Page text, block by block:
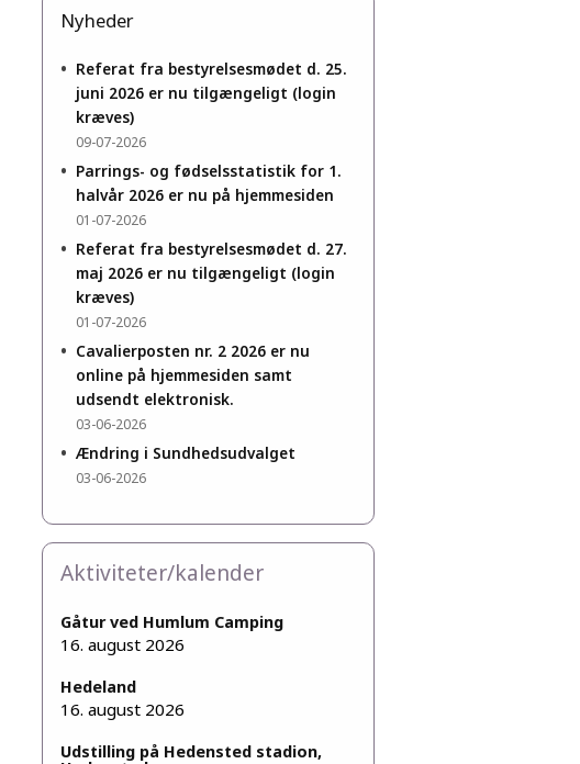
Nyheder
• Referat fra bestyrelsesmødet d. 25.
juni 2026 er nu tilgængeligt (login
kræves)
09-07-2026
• Parrings- og fødselsstatistik for 1.
halvår 2026 er nu på hjemmesiden
01-07-2026
• Referat fra bestyrelsesmødet d. 27.
maj 2026 er nu tilgængeligt (login
kræves)
01-07-2026
• Cavalierposten nr. 2 2026 er nu
online på hjemmesiden samt
udsendt elektronisk.
03-06-2026
• Ændring i Sundhedsudvalget
03-06-2026
Aktiviteter/kalender
Gåtur ved Humlum Camping
16. august 2026
Hedeland
16. august 2026
Udstilling på Hedensted stadion,